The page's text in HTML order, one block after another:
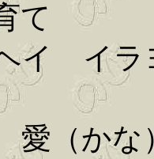
て
イラ
（かな